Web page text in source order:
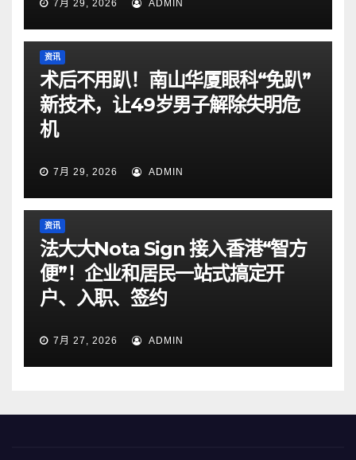
7月 29, 2026 ADMIN
资讯
术后不用趴！南山华厦眼科“免趴”
新技术，让49岁男子解除失明危
机
7月 29, 2026 ADMIN
资讯
法大大Nota Sign 接入香港“智方
便”！企业和居民一站式搞定开
户、入职、签约
7月 27, 2026 ADMIN